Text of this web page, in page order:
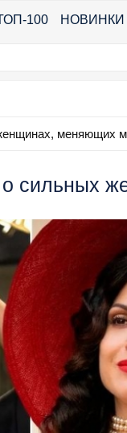
100 НОВИНКИ
меняющих
о сильных